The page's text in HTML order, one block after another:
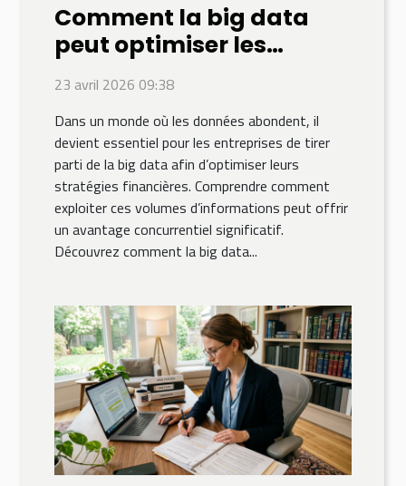
Comment la big data
peut optimiser les
stratégies financières de
votre entreprise ?
23 avril 2026 09:38
Dans un monde où les données abondent, il
devient essentiel pour les entreprises de tirer
parti de la big data afin d’optimiser leurs
stratégies financières. Comprendre comment
exploiter ces volumes d’informations peut offrir
un avantage concurrentiel significatif.
Découvrez comment la big data...